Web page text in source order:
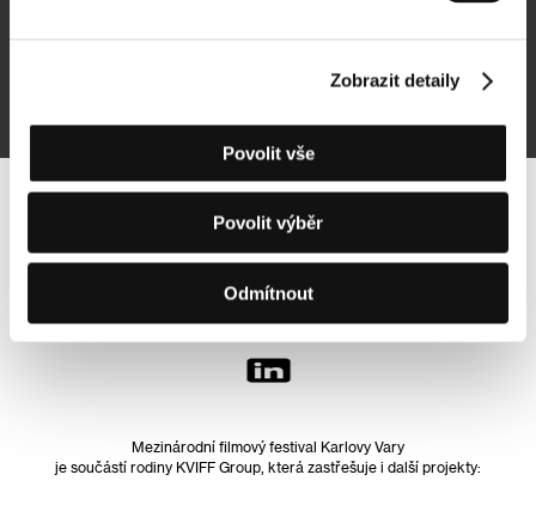
Zobrazit detaily
Povolit vše
Povolit výběr
Odmítnout
Sledujte nás na síti:
Mezinárodní filmový festival Karlovy Vary
je součástí rodiny KVIFF Group, která zastřešuje i další projekty: